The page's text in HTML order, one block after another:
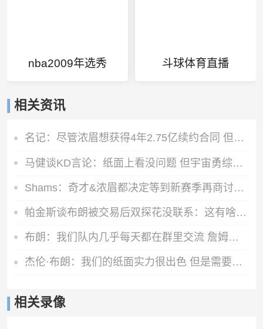
nba2009年选秀 斗球体育直播
相关资讯
名记：尽管浓眉想获得4年2.75亿续约合同 但奇才不会开出此报价
马健谈KD言论：纸面上看没问题 但宇宙勇综合实力高目前76人一档
Shams：奇才&浓眉都决定等到新赛季再商讨续约 或在开季20场左右
帕金斯谈布朗被交易后双探花没联系：这有啥惊讶？他们场外没私交
布朗：我们队内几乎每天都在群里交流 詹姆斯在群聊里很活跃
杰伦·布朗：我们的纸面实力很出色 但是需要磨合才能兑现天赋
相关录像